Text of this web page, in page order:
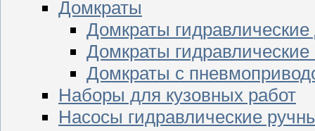
Домкраты
Домкраты
Домкраты гидравлические
Домкраты с
Наборы для кузовных работ
Насосы гидравлические